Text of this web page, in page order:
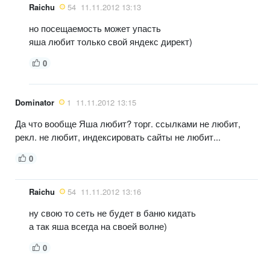
Raichu 54 11.11.2012 13:13
но посещаемость может упасть
яша любит только свой яндекс директ)
0
Dominator 1 11.11.2012 13:15
Да что вообще Яша любит? торг. ссылками не любит,
рекл. не любит, индексировать сайты не любит...
0
Raichu 54 11.11.2012 13:16
ну свою то сеть не будет в баню кидать
а так яша всегда на своей волне)
0